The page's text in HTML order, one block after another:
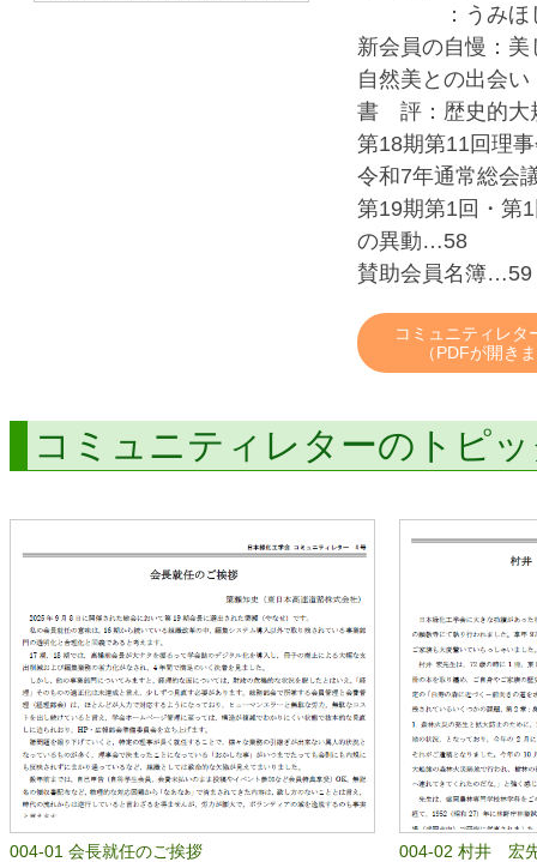
：うみほし
新会員の自慢：
自然美との出会
書 評：歴史的
第18期第11回理
令和7年通常総会
第19期第1回・
の異動…58
賛助会員名簿
コミュニティレタ
（PDFが開き
コミュニティレターのトピ
004-01 会長就任のご挨拶 004-02 村井 宏